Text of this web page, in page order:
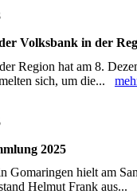
Volksbank in der
Region hat am 8.
sich, um die...
2025
Gomaringen hielt am
Helmut Frank aus...